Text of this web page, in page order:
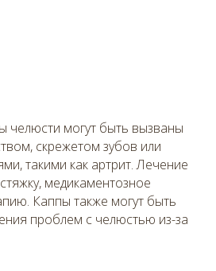
могут быть вызваны
скрежетом зубов или
такими как артрит. Лечение
медикаментозное
Каппы также могут быть
проблем с челюстью из-за